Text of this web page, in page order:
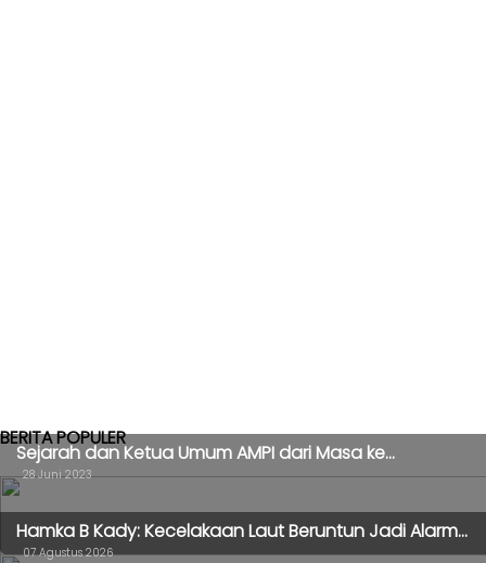
BERITA POPULER
Sejarah dan Ketua Umum AMPI dari Masa ke...
28 Juni 2023
Hamka B Kady: Kecelakaan Laut Beruntun Jadi Alarm...
07 Agustus 2026